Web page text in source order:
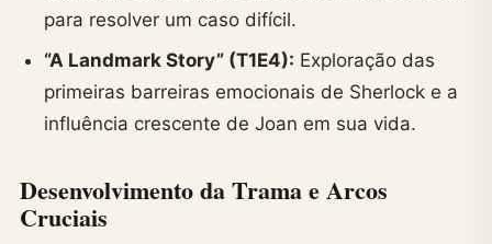
para resolver um caso difícil.
“A Landmark Story” (T1E4): Exploração das
primeiras barreiras emocionais de Sherlock e a
influência crescente de Joan em sua vida.
Desenvolvimento da Trama e Arcos
Cruciais